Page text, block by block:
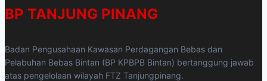
BP TANJUNG PINANG
Badan Pengusahaan Kawasan Perdagangan Bebas dan
Pelabuhan Bebas Bintan (BP KPBPB Bintan) bertanggung jawab
atas pengelolaan wilayah FTZ Tanjungpinang.